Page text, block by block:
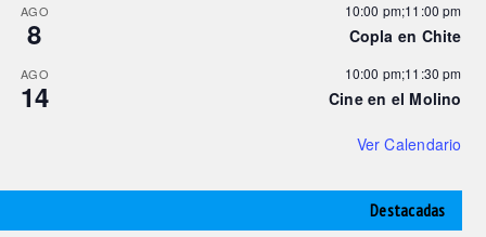
AGO
8
10:00 pm;11:00 pm
Copla en Chite
AGO
14
10:00 pm;11:30 pm
Cine en el Molino
Ver Calendario
Destacadas